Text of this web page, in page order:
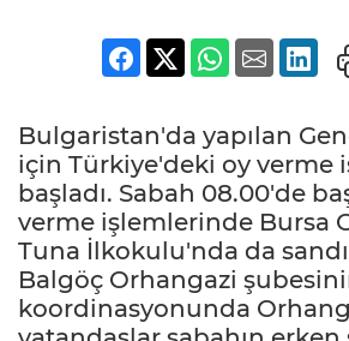
Bulgaristan'da yapılan
için Türkiye'deki oy verme
başladı. Sabah 08.00'de
verme işlemlerinde Bursa
Tuna İlkokulu'nda da
Balgöç Orhangazi
koordinasyonunda